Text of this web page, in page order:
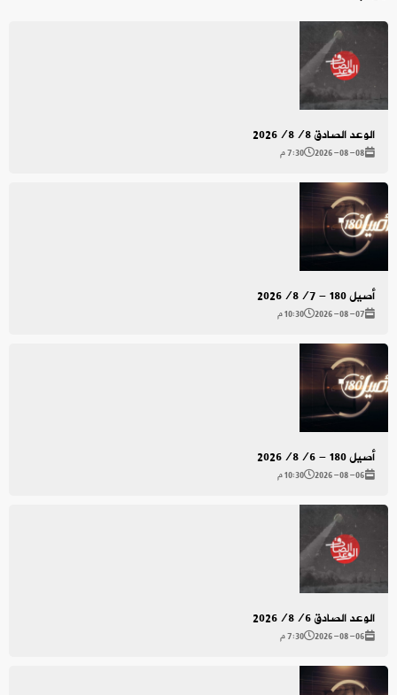
الوعد الصادق 2026/8/8
2026-08-08 7:30 م
أصيل 180 - 2026/8/7
2026-08-07 10:30 م
أصيل 180 - 2026/8/6
2026-08-06 10:30 م
الوعد الصادق 2026/8/6
2026-08-06 7:30 م